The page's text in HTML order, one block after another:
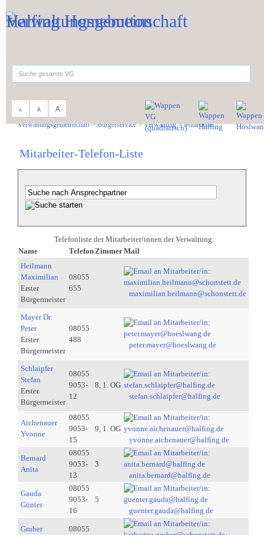
A A A
Verwaltungsgemeinschaft>Bürgerservice>Verwaltung>Mitarbeiter
Mitarbeiter-Telefon-Liste
Telefonliste der Mitarbeiter/innen der Verwaltung
Name
Telefon ZimmerMail
Heilmann
Maximilian
Erster
Bürgermeister
08055
655
maximilian.heilmann@schonstett.de
Mayer Dr.
Peter
Erster
Bürgermeister
08055
488
peter.mayer@hoeslwang.de
Schlaipfer
Stefan
Erster
Bürgermeister
08055
9053-
12
8, 1. OG
stefan.schlaipfer@halfing.de
Aichenauer
Yvonne
08055
9053-
15
9, 1. OG
yvonne.aichenauer@halfing.de
Bernard
Anita
08055
9053-
13
3
anita.bernard@halfing.de
Gauda
Günter
08055
9053-
16
5
guenter.gauda@halfing.de
Gruber
08055